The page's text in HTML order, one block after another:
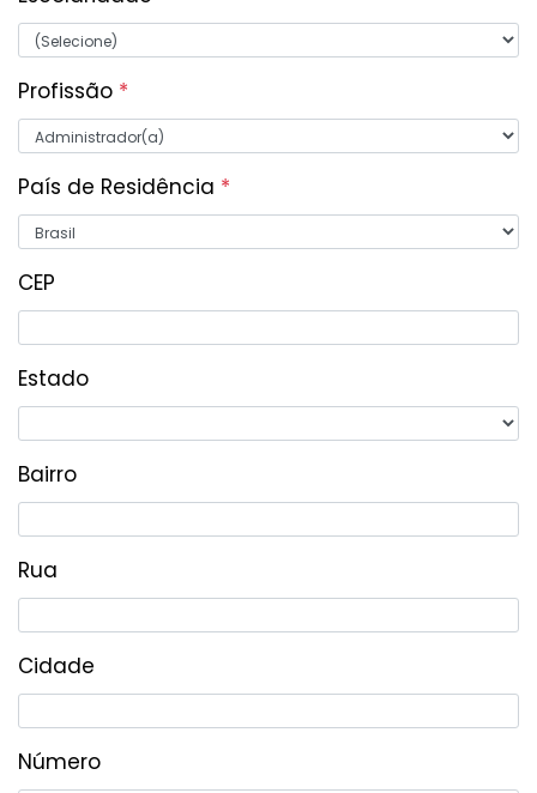
Profissão *
País de Residência *
CEP
Estado
Bairro
Rua
Cidade
Número